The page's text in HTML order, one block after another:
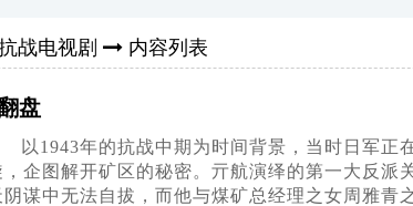
战电视剧 内容列表
盘
以1943年的抗战中期为时间背景，当时日军
，企图解开矿区的秘密。亓航演绎的第一大反派
阴谋中无法自拔，而他与煤矿总经理之女周雅青